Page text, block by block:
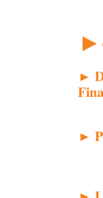
►
►
►